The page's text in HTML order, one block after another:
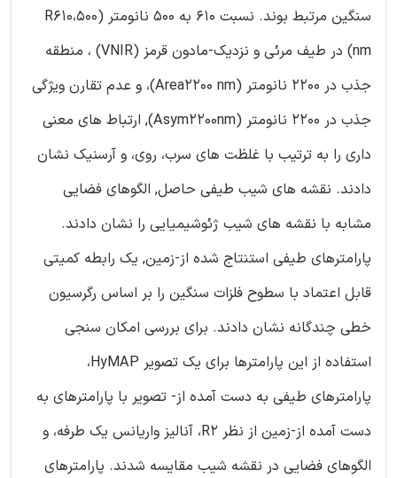
سنگین مرتبط بوند. نسبت 610 به 500 نانومتر (R610،500
nm) در طیف مرئی و نزدیک-مادون قرمز (VNIR) ، منطقه
جذب در 2200 نانومتر (Area2200 nm)، و عدم تقارن ویژگی
جذب در 2200 نانومتر (Asym2200nm), ارتباط های معنی
داری را به ترتیب با غلظت های سرب، روی، و آرسنیک نشان
دادند. نقشه های شیب طیفی حاصل, الگوهای فضایی
مشابه با نقشه های شیب ژئوشیمیایی را نشان دادند.
پارامترهای طیفی استنتاج شده از-زمین, یک رابطه کمیتی
قابل اعتماد با سطوح فلزات سنگین را بر اساس رگرسیون
خطی چندگانه نشان دادند. برای بررسی امکان سنجی
استفاده از این پارامترها برای یک تصویر HyMAP،
پارامترهای طیفی به دست آمده از- تصویر با پارامترهای به
دست آمده از-زمین از نظر R2، آنالیز واریانس یک طرفه، و
الگوهای فضایی در نقشه شیب مقایسه شدند. پارامترهای